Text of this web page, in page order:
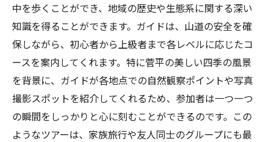
中を歩くことができ、地域の歴史や生態系に関する深い
知識を得ることができます。ガイドは、山道の安全を確
保しながら、初心者から上級者まで各レベルに応じたコ
ースを案内してくれます。特に菅平の美しい四季の風景
を背景に、ガイドが各地点での自然観察ポイントや写真
撮影スポットを紹介してくれるため、参加者は一つ一つ
の瞬間をしっかりと心に刻むことができるのです。この
ようなツアーは、家族旅行や友人同士のグループにも最